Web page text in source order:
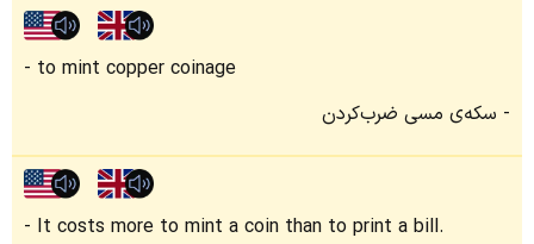
to mint copper coinage
سکه‌ی مسی ضرب‌کردن
It costs more to mint a coin than to print a bill.